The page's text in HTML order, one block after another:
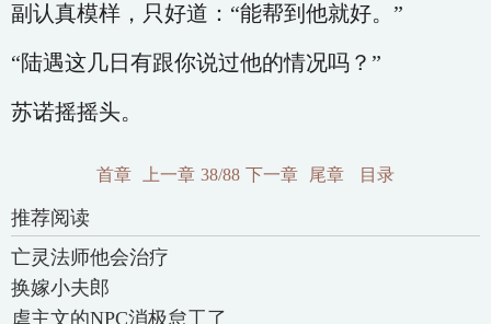
副认真模样，只好道：“能帮到他就好。”
“陆遇这几日有跟你说过他的情况吗？”
苏诺摇摇头。
首章 上一章 38/88 下一章 尾章 目录
推荐阅读
亡灵法师他会治疗
换嫁小夫郎
虐主文的NPC消极怠工了